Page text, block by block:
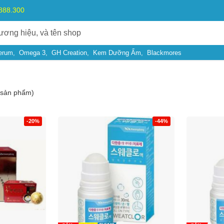
Omega 3 GH Creation Kem Dưỡng Ẩm Blackmores
sản phẩm)
-20% -44%